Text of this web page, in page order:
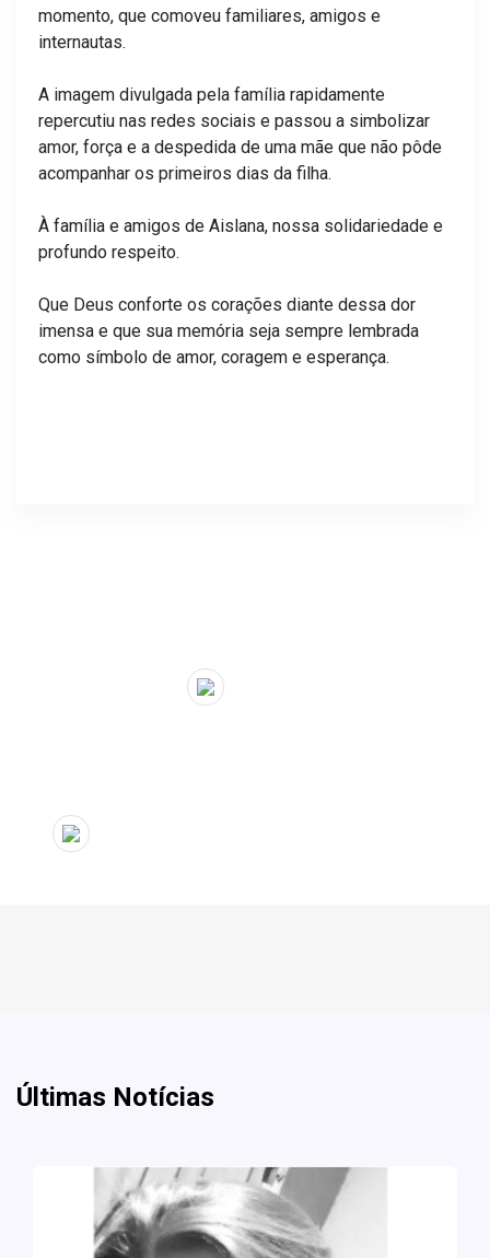
momento, que comoveu familiares, amigos e
internautas.
A imagem divulgada pela família rapidamente
repercutiu nas redes sociais e passou a simbolizar
amor, força e a despedida de uma mãe que não pôde
acompanhar os primeiros dias da filha.
À família e amigos de Aislana, nossa solidariedade e
profundo respeito.
Que Deus conforte os corações diante dessa dor
imensa e que sua memória seja sempre lembrada
como símbolo de amor, coragem e esperança.
Últimas Notícias